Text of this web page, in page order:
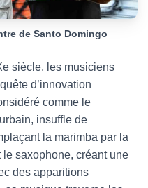
de Santo Domingo
siècle, les musiciens
d’innovation
comme le
insuffle de
la marimba par la
saxophone, créant une
des apparitions